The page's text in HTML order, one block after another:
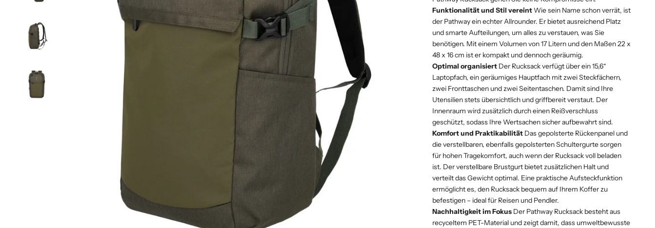
Funktionalität und Stil vereintWie sein Name schon verrät, ist
der Pathway ein echter Allrounder. Er bietet ausreichend Platz
und smarte Aufteilungen, um alles zu verstauen, was Sie
benötigen. Mit einem Volumen von 17 Litern und den Maßen 22 x
48 x 16 cm ist er kompakt und dennoch geräumig.
Optimal organisiert Der Rucksack verfügt über ein 15,6“
Laptopfach, ein geräumiges Hauptfach mit zwei Steckfächern,
zwei Fronttaschen und zwei Seitentaschen. Damit sind Ihre
Utensilien stets übersichtlich und griffbereit verstaut. Der
Innenraum wird zusätzlich durch einen Reißverschluss
geschützt, sodass Ihre Wertsachen sicher aufbewahrt sind.
Komfort und Praktikabilität Das gepolsterte Rückenpanel und
die verstellbaren, ebenfalls gepolsterten Schultergurte sorgen
für hohen Tragekomfort, auch wenn der Rucksack voll beladen
ist. Der verstellbare Brustgurt bietet zusätzlichen Halt und
verteilt das Gewicht optimal. Eine praktische Aufsteckfunktion
ermöglicht es, den Rucksack bequem auf Ihrem Koffer zu
befestigen – ideal für Reisen und Pendler.
Nachhaltigkeit im Fokus Der Pathway Rucksack besteht aus
recyceltem PET-Material und zeigt damit, dass umweltbewusste